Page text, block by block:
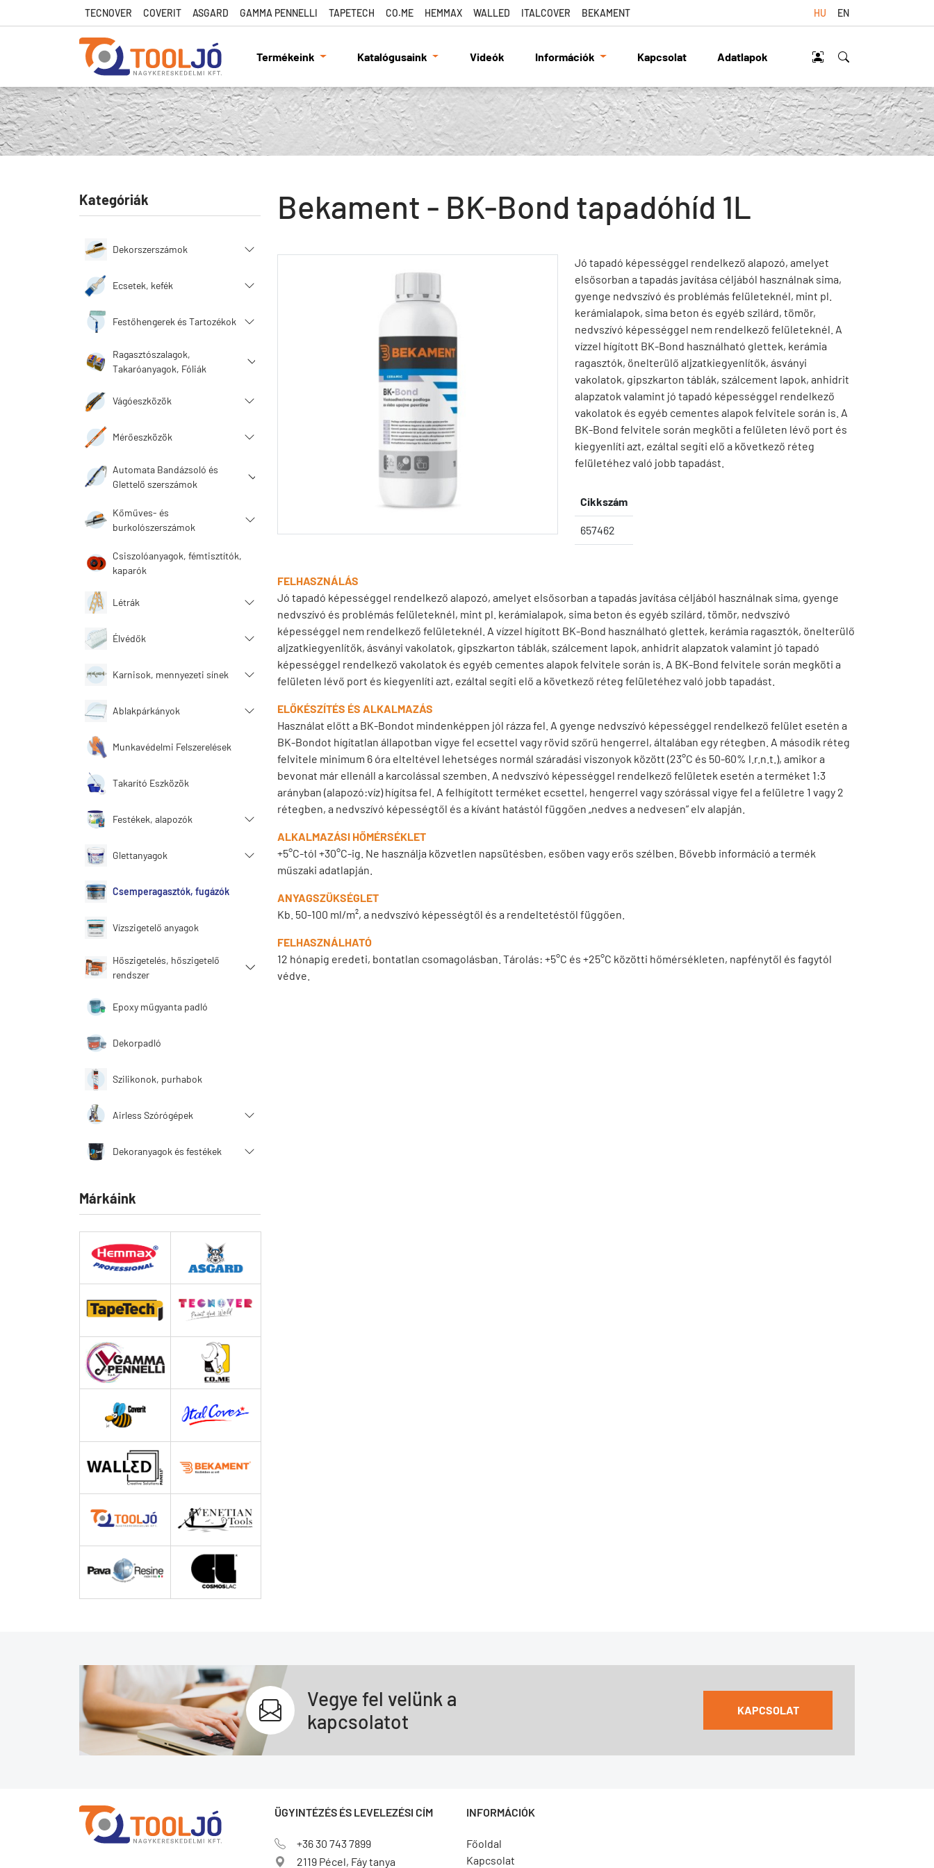
TECNOVER COVERIT ASGARD GAMMA PENNELLI TAPETECH CO.ME HEMMAX WALLED ITALCOVER BEKAMENT HU EN
Tool Jó
Termékeink Katalógusaink Videók Információk Kapcsolat Adatlapok
Kategóriák
Dekorszerszámok
Ecsetek, kefék
Festőhengerek és Tartozékok
Ragasztószalagok,
Takaróanyagok, Fóliák
Vágóeszközök
Mérőeszközök
Automata Bandázsoló és
Glettelő szerszámok
Kőműves- és
burkolószerszámok
Csiszolóanyagok, fémtisztítók,
kaparók
Létrák
Élvédők
Karnisok, mennyezeti sínek
Ablakpárkányok
Munkavédelmi Felszerelések
Takarító Eszközök
Festékek, alapozók
Glettanyagok
Csemperagasztók, fugázók
Vízszigetelő anyagok
Hőszigetelés, hőszigetelő
rendszer
Epoxy műgyanta padló
Dekorpadló
Szilikonok, purhabok
Airless Szórógépek
Dekoranyagok és festékek
Márkáink
Bekament - BK-Bond tapadóhíd 1L
Jó tapadó képességgel rendelkező alapozó, amelyet
elsősorban a tapadás javítása céljából használnak sima,
gyenge nedvszívó és problémás felületeknél, mint pl.
kerámialapok, sima beton és egyéb szilárd, tömör,
nedvszívó képességgel nem rendelkező felületeknél. A
vízzel hígított BK-Bond használható glettek, kerámia
ragasztók, önelterülő aljzatkiegyenlítők, ásványi
vakolatok, gipszkarton táblák, szálcement lapok, anhidrit
alapzatok valamint jó tapadó képességgel rendelkező
vakolatok és egyéb cementes alapok felvitele során is. A
BK-Bond felvitele során megköti a felületen lévő port és
kiegyenlíti azt, ezáltal segíti elő a következő réteg
felületéhez való jobb tapadást.
Cikkszám
657462
FELHASZNÁLÁS
Jó tapadó képességgel rendelkező alapozó, amelyet elsősorban a tapadás javítása céljából használnak sima, gyenge
nedvszívó és problémás felületeknél, mint pl. kerámialapok, sima beton és egyéb szilárd, tömör, nedvszívó
képességgel nem rendelkező felületeknél. A vízzel hígított BK-Bond használható glettek, kerámia ragasztók, önelterülő
aljzatkiegyenlítők, ásványi vakolatok, gipszkarton táblák, szálcement lapok, anhidrit alapzatok valamint jó tapadó
képességgel rendelkező vakolatok és egyéb cementes alapok felvitele során is. A BK-Bond felvitele során megköti a
felületen lévő port és kiegyenlíti azt, ezáltal segíti elő a következő réteg felületéhez való jobb tapadást.
ELŐKÉSZÍTÉS ÉS ALKALMAZÁS
Használat előtt a BK-Bondot mindenképpen jól rázza fel. A gyenge nedvszívó képességgel rendelkező felület esetén a
BK-Bondot hígítatlan állapotban vigye fel ecsettel vagy rövid szőrű hengerrel, általában egy rétegben. A második réteg
felvitele minimum 6 óra elteltével lehetséges normál száradási viszonyok között (23°C és 50-60% l.r.n.t.), amikor a
bevonat már ellenáll a karcolással szemben. A nedvszívó képességgel rendelkező felületek esetén a terméket 1:3
arányban (alapozó:víz) hígítsa fel. A felhígított terméket ecsettel, hengerrel vagy szórással vigye fel a felületre 1 vagy 2
rétegben, a nedvszívó képességtől és a kívánt hatástól függően „nedves a nedvesen” elv alapján.
ALKALMAZÁSI HŐMÉRSÉKLET
+5°C-tól +30°C-ig. Ne használja közvetlen napsütésben, esőben vagy erős szélben. Bővebb információ a termék
műszaki adatlapján.
ANYAGSZÜKSÉGLET
Kb. 50-100 ml/m², a nedvszívó képességtől és a rendeltetéstől függően.
FELHASZNÁLHATÓ
12 hónapig eredeti, bontatlan csomagolásban. Tárolás: +5°C és +25°C közötti hőmérsékleten, napfénytől és fagytól
védve.
Vegye fel velünk a
kapcsolatot
KAPCSOLAT
ÜGYINTÉZÉS ÉS LEVELEZÉSI CÍM
+36 30 743 7899
2119 Pécel, Fáy tanya
INFORMÁCIÓK
Főoldal
Kapcsolat